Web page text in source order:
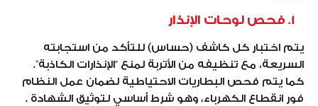
يتم اختبار كل كاشف (حساس) للتأكد من استجابته
السريعة، مع تنظيفه من الأتربة لمنع “الإنذارات الكاذبة”.
كما يتم فحص البطاريات الاحتياطية لضمان عمل النظام
فور انقطاع الكهرباء، وهو شرط أساسي لتوثيق الشهادة .